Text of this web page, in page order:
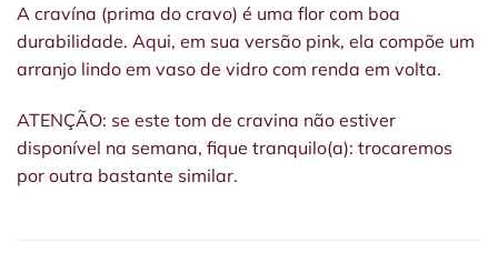
A cravína (prima do cravo) é uma flor com boa
durabilidade. Aqui, em sua versão pink, ela compõe um
arranjo lindo em vaso de vidro com renda em volta.
ATENÇÃO: se este tom de cravina não estiver
disponível na semana, fique tranquilo(a): trocaremos
por outra bastante similar.